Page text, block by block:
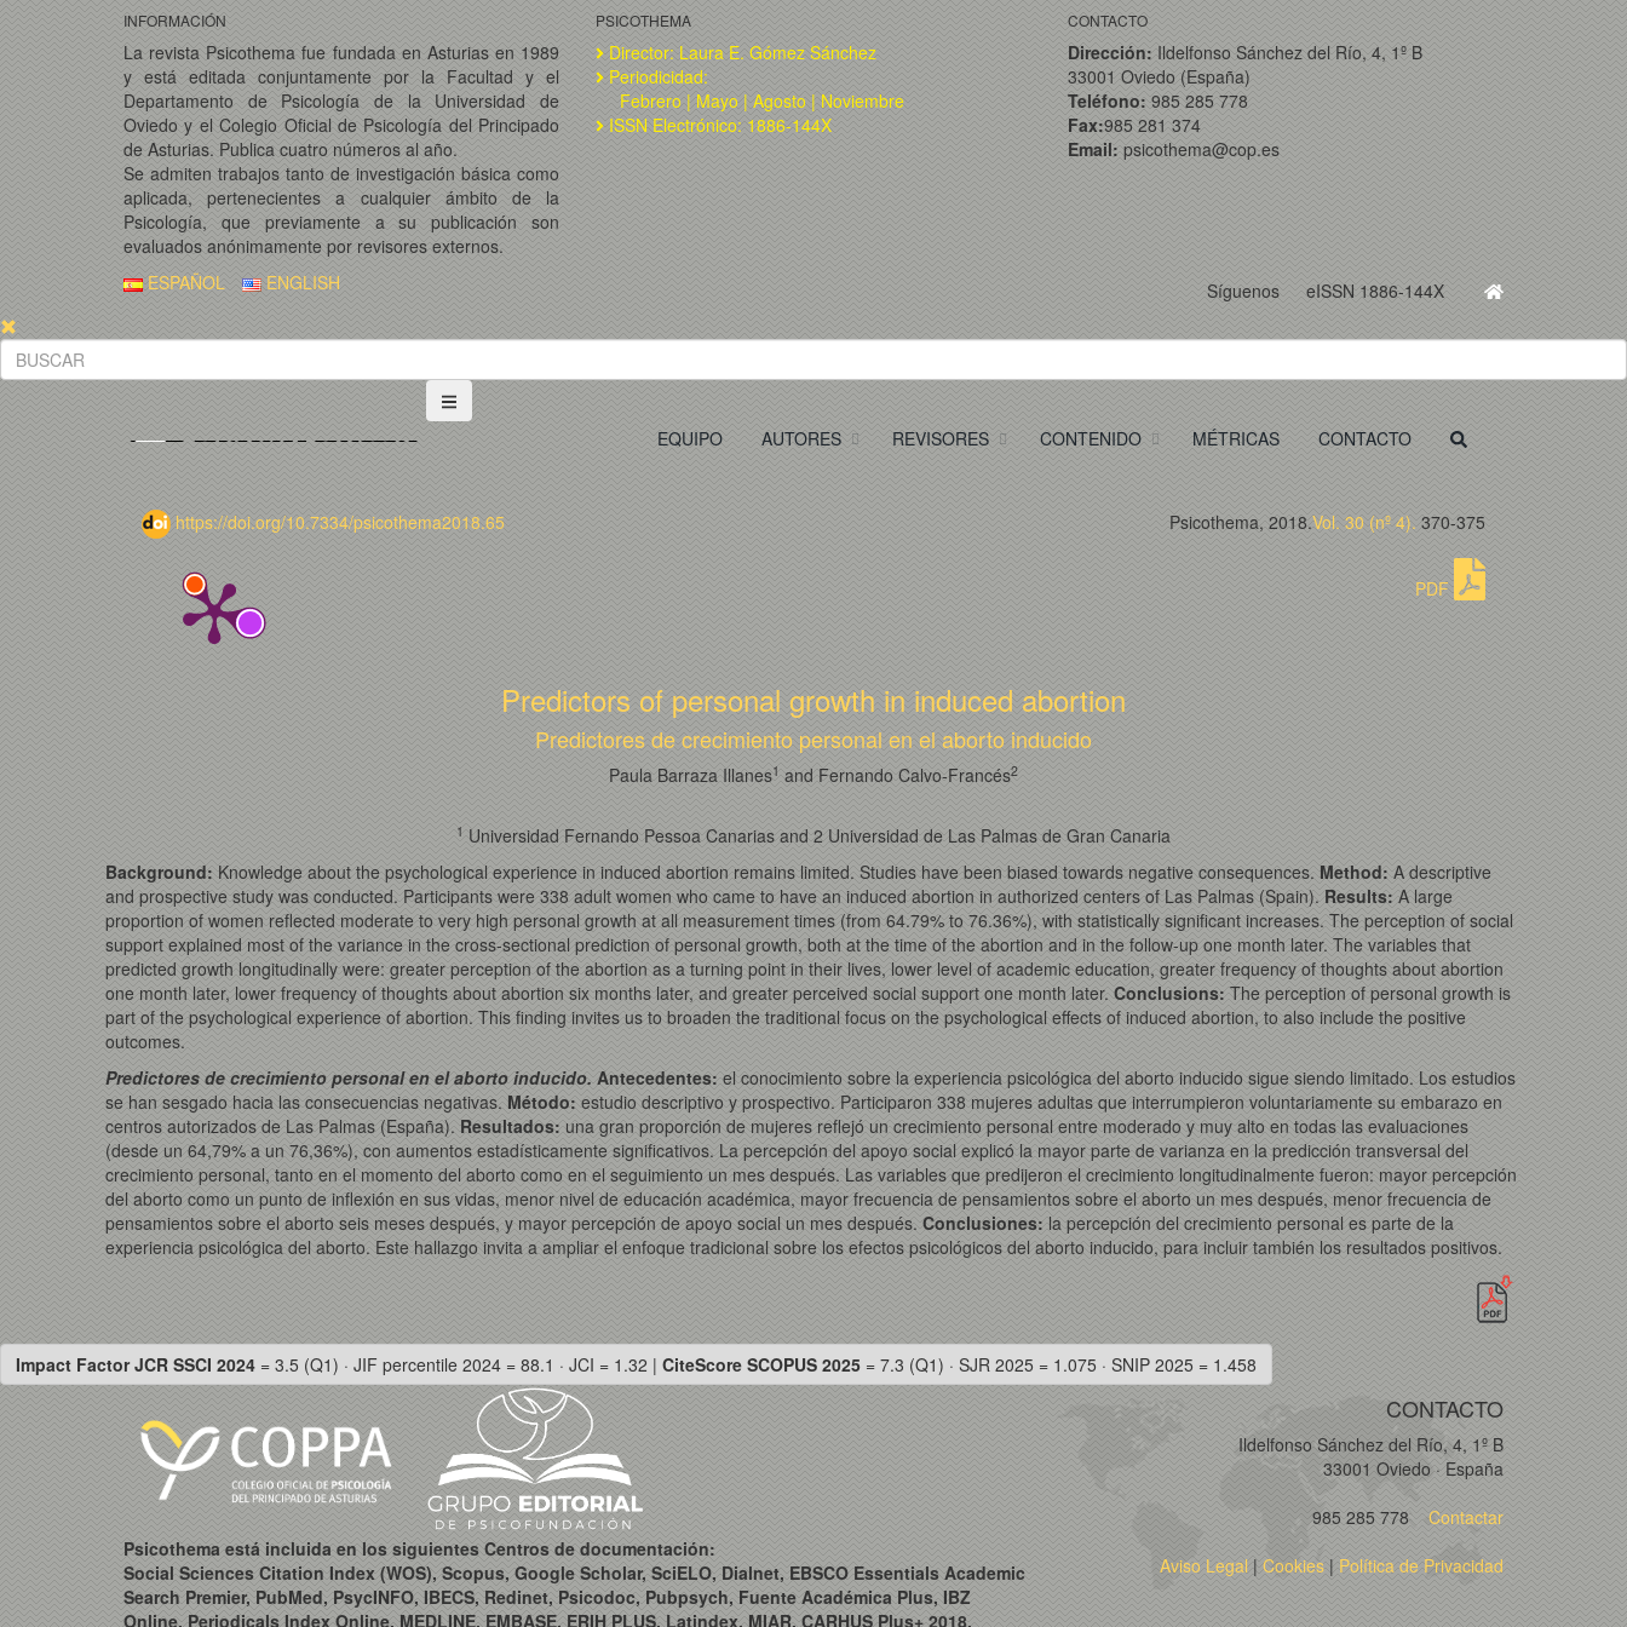
INFORMACIÓN
La revista Psicothema fue fundada en Asturias en 1989
y está editada conjuntamente por la Facultad y el
Departamento de Psicología de la Universidad de
Oviedo y el Colegio Oficial de Psicología del Principado
de Asturias. Publica cuatro números al año.
Se admiten trabajos tanto de investigación básica como
aplicada, pertenecientes a cualquier ámbito de la
Psicología, que previamente a su publicación son
evaluados anónimamente por revisores externos.
PSICOTHEMA
Director: Laura E. Gómez Sánchez
Periodicidad:
Febrero | Mayo | Agosto | Noviembre
ISSN Electrónico: 1886-144X
CONTACTO
Dirección: Ildelfonso Sánchez del Río, 4, 1º B
33001 Oviedo (España)
Teléfono: 985 285 778
Fax:985 281 374
Email: psicothema@cop.es
Síguenos eISSN 1886-144X
ESPAÑOL ENGLISH
EQUIPO AUTORES REVISORES CONTENIDO MÉTRICAS CONTACTO
https://doi.org/10.7334/psicothema2018.65 Psicothema, 2018.Vol. 30 (nº 4). 370-375
PDF
Predictors of personal growth in induced abortion
Predictores de crecimiento personal en el aborto inducido
Paula Barraza Illanes1 and Fernando Calvo-Francés2
1 Universidad Fernando Pessoa Canarias and 2 Universidad de Las Palmas de Gran Canaria
Background: Knowledge about the psychological experience in induced abortion remains limited. Studies have been biased towards negative consequences. Method: A descriptive
and prospective study was conducted. Participants were 338 adult women who came to have an induced abortion in authorized centers of Las Palmas (Spain). Results: A large
proportion of women reflected moderate to very high personal growth at all measurement times (from 64.79% to 76.36%), with statistically significant increases. The perception of social
support explained most of the variance in the cross-sectional prediction of personal growth, both at the time of the abortion and in the follow-up one month later. The variables that
predicted growth longitudinally were: greater perception of the abortion as a turning point in their lives, lower level of academic education, greater frequency of thoughts about abortion
one month later, lower frequency of thoughts about abortion six months later, and greater perceived social support one month later. Conclusions: The perception of personal growth is
part of the psychological experience of abortion. This finding invites us to broaden the traditional focus on the psychological effects of induced abortion, to also include the positive
outcomes.
Predictores de crecimiento personal en el aborto inducido. Antecedentes: el conocimiento sobre la experiencia psicológica del aborto inducido sigue siendo limitado. Los estudios
se han sesgado hacia las consecuencias negativas. Método: estudio descriptivo y prospectivo. Participaron 338 mujeres adultas que interrumpieron voluntariamente su embarazo en
centros autorizados de Las Palmas (España). Resultados: una gran proporción de mujeres reflejó un crecimiento personal entre moderado y muy alto en todas las evaluaciones
(desde un 64,79% a un 76,36%), con aumentos estadísticamente significativos. La percepción del apoyo social explicó la mayor parte de varianza en la predicción transversal del
crecimiento personal, tanto en el momento del aborto como en el seguimiento un mes después. Las variables que predijeron el crecimiento longitudinalmente fueron: mayor percepción
del aborto como un punto de inflexión en sus vidas, menor nivel de educación académica, mayor frecuencia de pensamientos sobre el aborto un mes después, menor frecuencia de
pensamientos sobre el aborto seis meses después, y mayor percepción de apoyo social un mes después. Conclusiones: la percepción del crecimiento personal es parte de la
experiencia psicológica del aborto. Este hallazgo invita a ampliar el enfoque tradicional sobre los efectos psicológicos del aborto inducido, para incluir también los resultados positivos.
Impact Factor JCR SSCI 2024 = 3.5 (Q1) · JIF percentile 2024 = 88.1 · JCI = 1.32 | CiteScore SCOPUS 2025 = 7.3 (Q1) · SJR 2025 = 1.075 · SNIP 2025 = 1.458
Psicothema está incluida en los siguientes Centros de documentación:
Social Sciences Citation Index (WOS), Scopus, Google Scholar, SciELO, Dialnet, EBSCO Essentials Academic
Search Premier, PubMed, PsycINFO, IBECS, Redinet, Psicodoc, Pubpsych, Fuente Académica Plus, IBZ
Online, Periodicals Index Online, MEDLINE, EMBASE, ERIH PLUS, Latindex, MIAR, CARHUS Plus+ 2018,
CONTACTO
Ildelfonso Sánchez del Río, 4, 1º B
33001 Oviedo · España
985 285 778 Contactar
Aviso Legal | Cookies | Política de Privacidad